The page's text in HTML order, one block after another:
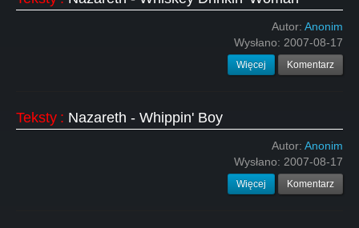
Autor: Anonim
Wysłano: 2007-08-17
Więcej Komentarz
Teksty : Nazareth - Whippin' Boy
Autor: Anonim
Wysłano: 2007-08-17
Więcej Komentarz